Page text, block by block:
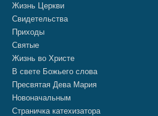
Жизнь Церкви
Свидетельства
Приходы
Святые
Жизнь во Христе
В свете Божьего слова
Пресвятая Дева Мария
Новоначальным
Страничка катехизатора